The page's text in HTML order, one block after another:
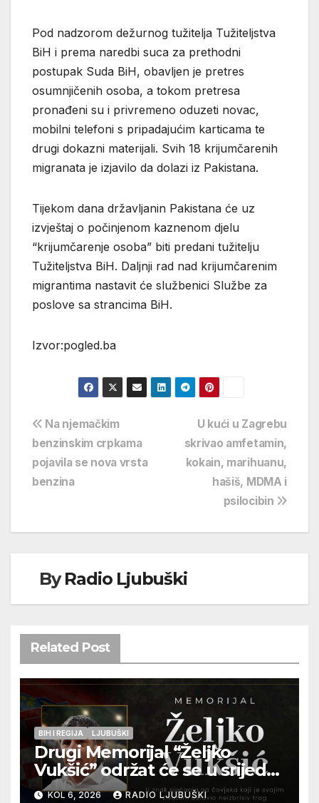
Pod nadzorom dežurnog tužitelja Tužiteljstva
BiH i prema naredbi suca za prethodni
postupak Suda BiH, obavljen je pretres
osumnjičenih osoba, a tokom pretresa
pronađeni su i privremeno oduzeti novac,
mobilni telefoni s pripadajućim karticama te
drugi dokazni materijali. Svih 18 krijumčarenih
migranata je izjavilo da dolazi iz Pakistana.
Tijekom dana državljanin Pakistana će uz
izvještaj o počinjenom kaznenom djelu
“krijumčarenje osoba” biti predani tužitelju
Tužiteljstva BiH. Daljnji rad nad krijumčarenim
migrantima nastavit će službenici Službe za
poslove sa strancima BiH.
Izvor:pogled.ba
Navigacija
objava
U kući u Zagrebu
skrivao amfetamin,
kokain, marihuanu,
hašiš, MDMA i
psilocibin
Na njemačkim
benzinskim crpkama
pojavila se nova vrsta
benzina
ByRadio Ljubuški
Related Post
BIH I REGIJA LJUBUŠKI
Drugi Memorijal “Željko
Vukšić” održat će se u srijedu
12. kolovoza u Otoku
KOL 6, 2026 RADIO LJUBUŠKI